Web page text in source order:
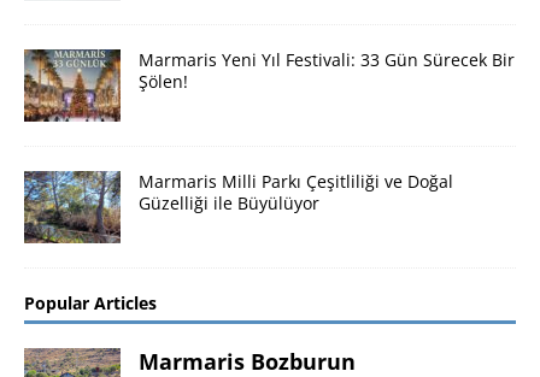
Marmaris Yeni Yıl Festivali: 33 Gün Sürecek Bir
Şölen!
Marmaris Milli Parkı Çeşitliliği ve Doğal
Güzelliği ile Büyülüyor
Popular Articles
Marmaris Bozburun